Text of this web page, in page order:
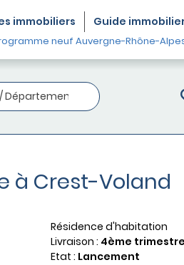
immobiliers Guide
neuf Auvergne-Rhône-
à Crest-Voland
Résidence d'habitation
Livraison : 4ème
Etat : Lancement